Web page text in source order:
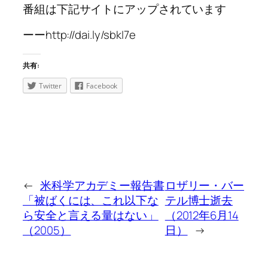
番組は下記サイトにアップされています
ーーhttp://dai.ly/sbkI7e
共有:
Twitter
Facebook
← 米科学アカデミー報告書
「被ばくには、これ以下な
ら安全と言える量はない」
（2005）
ロザリー・バー
テル博士逝去
（2012年6月14
日）
→